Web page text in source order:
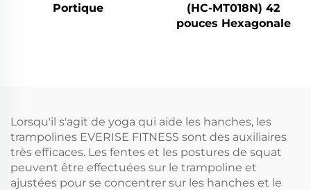
Portique
(HC-MT018N) 42
pouces Hexagonale
Lorsqu'il s'agit de yoga qui aide les hanches, les
trampolines EVERISE FITNESS sont des auxiliaires
très efficaces. Les fentes et les postures de squat
peuvent être effectuées sur le trampoline et
ajustées pour se concentrer sur les hanches et le